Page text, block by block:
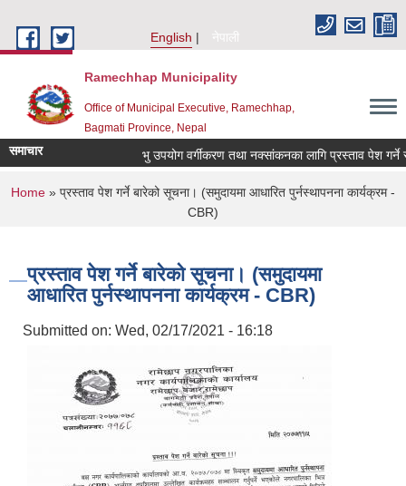
English
नेपाली
Ramechhap Municipality
Office of Municipal Executive, Ramechhap,
Bagmati Province, Nepal
समाचार भु उपयोग वर्गीकरण तथा नक्सांकनका लागि प्रस्ताव पेश गर्ने
You are here
Home » प्रस्ताव पेश गर्ने बारेको सूचना। (समुदायमा आधारित पुर्नस्थापनना कार्यक्रम -
CBR)
प्रस्ताव पेश गर्ने बारेको सूचना। (समुदायमा
आधारित पुर्नस्थापनना कार्यक्रम - CBR)
Submitted on: Wed, 02/17/2021 - 16:18